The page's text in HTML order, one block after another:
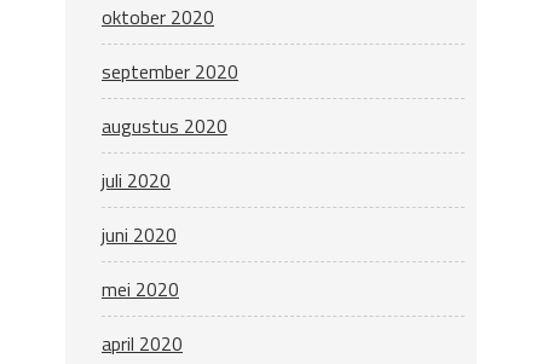
oktober 2020
september 2020
augustus 2020
juli 2020
juni 2020
mei 2020
april 2020